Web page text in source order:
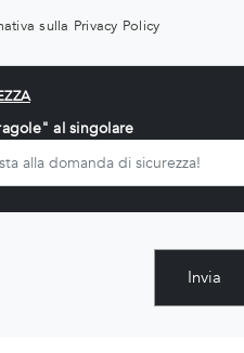
sulla Privacy Policy
al singolare
Invia